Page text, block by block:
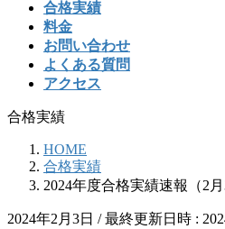
合格実績
料金
お問い合わせ
よくある質問
アクセス
合格実績
HOME
合格実績
2024年度合格実績速報（2月
2024年2月3日 / 最終更新日時 :